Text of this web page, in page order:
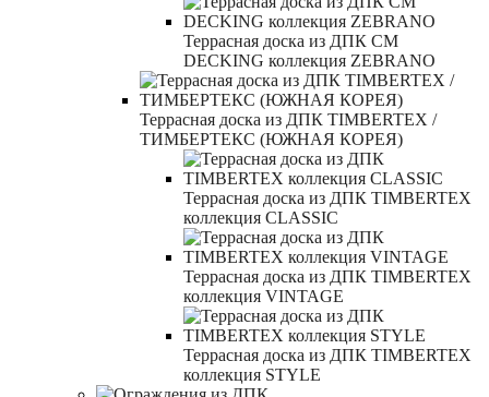
Террасная доска из ДПК CM
DECKING коллекция ZEBRANO
Террасная доска из ДПК TIMBERTEX /
ТИМБЕРТЕКС (ЮЖНАЯ КОРЕЯ)
Террасная доска из ДПК TIMBERTEX
коллекция CLASSIC
Террасная доска из ДПК TIMBERTEX
коллекция VINTAGE
Террасная доска из ДПК TIMBERTEX
коллекция STYLE